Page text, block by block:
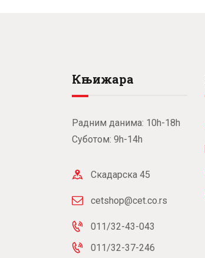
Књижара
Радним данима: 10h-18h
Суботом: 9h-14h
Скадарска 45
cetshop@cet.co.rs
011/32-43-043
011/32-37-246